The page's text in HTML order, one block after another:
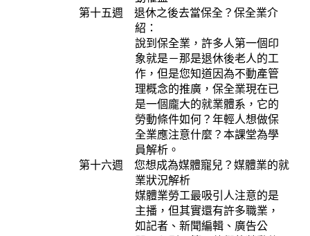
第十五週 退休之後去當保全？保全業介
紹：
說到保全業，許多人第一個印
象就是－那是退休後老人的工
作，但是您知道因為不動產管
理概念的推廣，保全業現在已
是一個龐大的就業體系，它的
勞動條件如何？年輕人想做保
全業應注意什麼？本課堂為學
員解析。
第十六週 您想成為媒體寵兒？媒體業的就
業狀況解析
媒體業勞工最吸引人注意的是
主播，但其實還有許多職業，
如記者、新聞編輯、廣告公